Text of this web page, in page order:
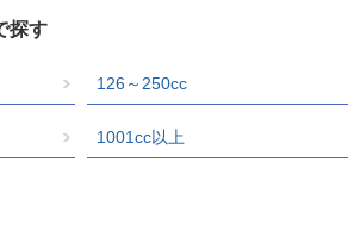
探す
126～250cc
1001cc以上